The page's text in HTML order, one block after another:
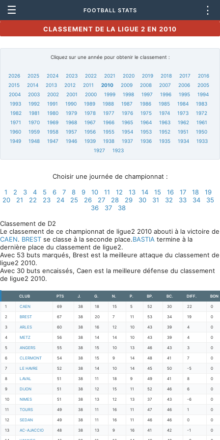
☰ FOOTBALL STATS ⋮
CLASSEMENT DE LA LIGUE 2 EN 2010
Cliquez sur une année pour obtenir le classement :
2026 2025 2024 2023 2022 2021 2020 2019 2018 2017
2016
2015
2014 2013 2012 2011 2010 2009 2008 2007 2006
2005
2004
2003 2002 2001 2000 1999 1998 1997 1996 1995
1994
1993
1992 1991 1990 1989 1988 1987 1986 1985 1984
1983
1982
1981 1980 1979 1978 1977 1976 1975 1974 1973
1972
1971
1970 1969 1968 1967 1966 1965 1964 1963 1962
1961
1960
1959 1958 1957 1956 1955 1954 1953 1952 1951
1950
1949
1948 1947 1946 1939 1938 1937 1936 1935 1934
1933
1927
1923
Choisir une journée de championnat :
1
2 3 4 5 6 7 8 9 10 11 12 13 14 15 16 17 18
19
20
21 22 23 24 25 26 27 28 29 30 31 32 33 34
35
36
37
38
Classement de D2
Le classement de ce championnat de ligue2 2010 abouti à la victoire de
CAEN. BREST se classe à la seconde place.BASTIA termine à la
dernière place du classement de ligue2.
Avec 53 buts marqués, Brest est la meilleure attaque du classement de
ligue2 2010.
Avec 30 buts encaissés, Caen est la meilleure défense du classement
de ligue2 2010.
CLUB PTS J. G. N. P. BP. BC. DIFF. BON
1 CAEN 69 38 18 15 5 52 30 22 0
2 BREST 67 38 20 7 11 53 34 19 0
3 ARLES 60 38 16 12 10 43 39 4 0
4 METZ 56 38 14 14 10 43 39 4 0
5 ANGERS 55 38 15 10 13 46 43 3 0
6 CLERMONT 54 38 15 9 14 48 41 7 0
7 LE HAVRE 52 38 14 10 14 45 50 -5 0
8 LAVAL 51 38 11 18 9 49 41 8 0
9 DIJON 51 38 12 15 11 52 46 6 0
10 NIMES 51 38 13 12 13 37 43 -6 0
11 TOURS 49 38 11 16 11 47 46 1 0
12 SEDAN 49 38 11 16 11 46 46 0 0
13 AC-AJACCIO 48 38 13 9 16 41 42 -1 0